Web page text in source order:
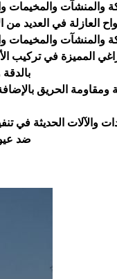
والمنشآت والمخيمات
العازلة في العديد من
والمنشآت والمخيمات
المميزة في تركيب
ومقاومة الحريق
والآلات الحديثة في
ضد